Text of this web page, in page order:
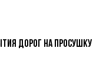
дорог на просушку